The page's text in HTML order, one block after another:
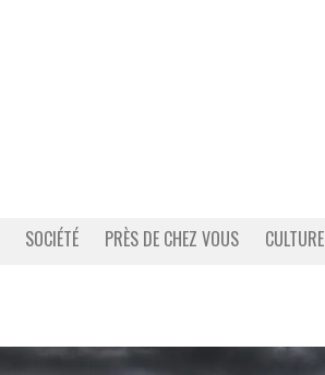
SOCIÉTÉ PRÈS DE CHEZ VOUS CULTURE